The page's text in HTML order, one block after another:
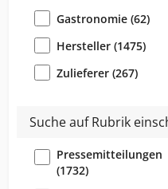
Gastronomie (62)
Hersteller (1475)
Zulieferer (267)
Suche auf Rubrik
Pressemitteilungen
(1732)